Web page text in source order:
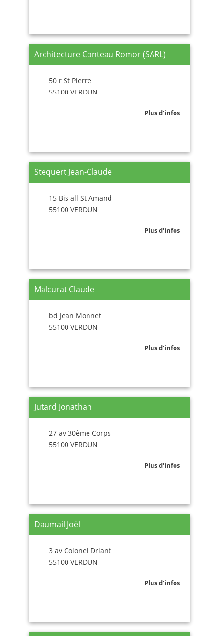
Architecture Conteau Romor (SARL)
50 r St Pierre
55100 VERDUN
Plus d'infos
Stequert Jean-Claude
15 Bis all St Amand
55100 VERDUN
Plus d'infos
Malcurat Claude
bd Jean Monnet
55100 VERDUN
Plus d'infos
Jutard Jonathan
27 av 30ème Corps
55100 VERDUN
Plus d'infos
Daumail Joël
3 av Colonel Driant
55100 VERDUN
Plus d'infos